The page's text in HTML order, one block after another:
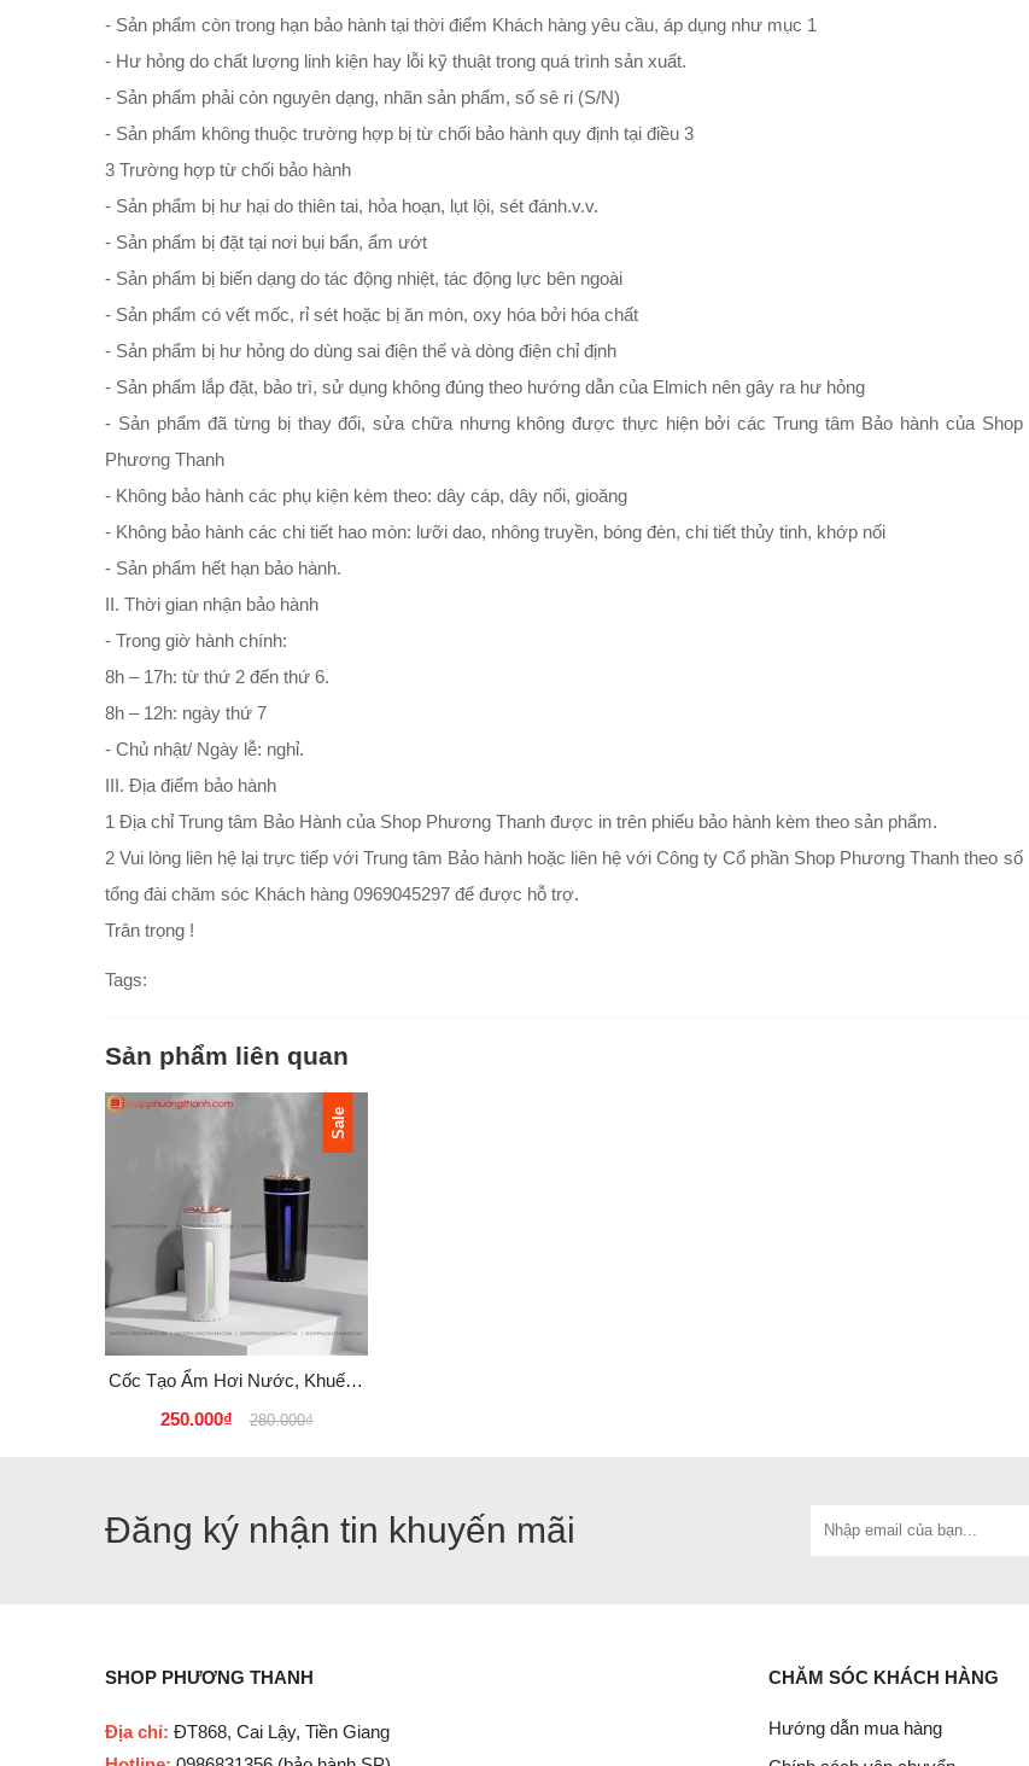
- Sản phẩm còn trong hạn bảo hành tại thời điểm Khách hàng yêu cầu, áp dụng như mục 1
- Hư hỏng do chất lượng linh kiện hay lỗi kỹ thuật trong quá trình sản xuất.
- Sản phẩm phải còn nguyên dạng, nhãn sản phẩm, số sê ri (S/N)
- Sản phẩm không thuộc trường hợp bị từ chối bảo hành quy định tại điều 3
3 Trường hợp từ chối bảo hành
- Sản phẩm bị hư hại do thiên tai, hỏa hoạn, lụt lội, sét đánh.v.v.
- Sản phẩm bị đặt tại nơi bụi bẩn, ẩm ướt
- Sản phẩm bị biến dạng do tác động nhiệt, tác động lực bên ngoài
- Sản phẩm có vết mốc, rỉ sét hoặc bị ăn mòn, oxy hóa bởi hóa chất
- Sản phẩm bị hư hỏng do dùng sai điện thế và dòng điện chỉ định
- Sản phẩm lắp đặt, bảo trì, sử dụng không đúng theo hướng dẫn của Elmich nên gây ra hư hỏng
- Sản phẩm đã từng bị thay đổi, sửa chữa nhưng không được thực hiện bởi các Trung tâm Bảo hành của Shop
Phương Thanh
- Không bảo hành các phụ kiện kèm theo: dây cáp, dây nối, gioăng
- Không bảo hành các chi tiết hao mòn: lưỡi dao, nhông truyền, bóng đèn, chi tiết thủy tinh, khớp nối
- Sản phẩm hết hạn bảo hành.
II. Thời gian nhận bảo hành
- Trong giờ hành chính:
8h – 17h: từ thứ 2 đến thứ 6.
8h – 12h: ngày thứ 7
- Chủ nhật/ Ngày lễ: nghỉ.
III. Địa điểm bảo hành
1 Địa chỉ Trung tâm Bảo Hành của Shop Phương Thanh được in trên phiếu bảo hành kèm theo sản phẩm.
2 Vui lòng liên hệ lại trực tiếp với Trung tâm Bảo hành hoặc liên hệ với Công ty Cổ phần Shop Phương Thanh theo số
tổng đài chăm sóc Khách hàng 0969045297 để được hỗ trợ.
Trân trọng !
Tags:
Sản phẩm liên quan
Sale
Cốc Tạo Ẩm Hơi Nước, Khuếch
250.000₫ 280.000₫
Đăng ký nhận tin khuyến mãi
SHOP PHƯƠNG THANH
Địa chỉ: ĐT868, Cai Lậy, Tiền Giang
CHĂM SÓC KHÁCH HÀNG
Hướng dẫn mua hàng